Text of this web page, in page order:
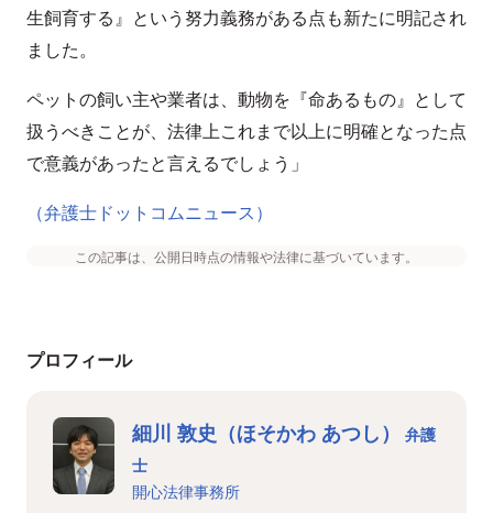
生飼育する』という努力義務がある点も新たに明記され
ました。
ペットの飼い主や業者は、動物を『命あるもの』として
扱うべきことが、法律上これまで以上に明確となった点
で意義があったと言えるでしょう」
（弁護士ドットコムニュース）
この記事は、公開日時点の情報や法律に基づいています。
プロフィール
細川 敦史（ほそかわ あつし）
弁護
士
開心法律事務所